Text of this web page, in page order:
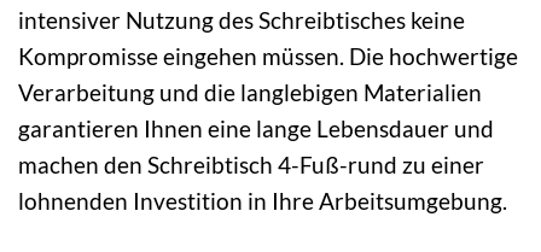
intensiver Nutzung des Schreibtisches keine
Kompromisse eingehen müssen. Die hochwertige
Verarbeitung und die langlebigen Materialien
garantieren Ihnen eine lange Lebensdauer und
machen den Schreibtisch 4-Fuß-rund zu einer
lohnenden Investition in Ihre Arbeitsumgebung.